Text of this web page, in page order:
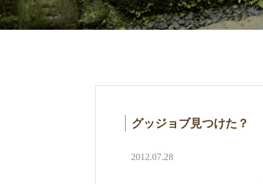
グッジョブ見つけた？
2012.07.28